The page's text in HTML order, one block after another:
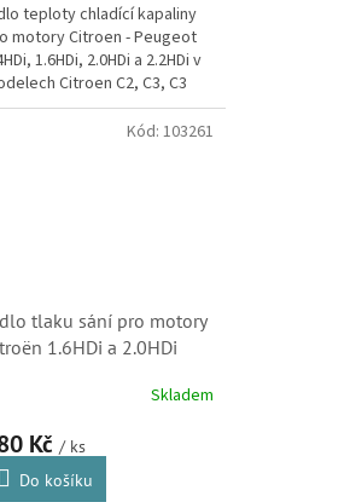
teploty chladící kapaliny
motory Citroen - Peugeot
1.6HDi, 2.0HDi a 2.2HDi v
Citroen C2, C3, C3
C3 Picasso, C4, C4
C5, Berlingo,...
tlaku sání pro motory
1.6HDi a 2.0HDi
Skladem
Kč/ ks
Do košíku
Kód: 103261